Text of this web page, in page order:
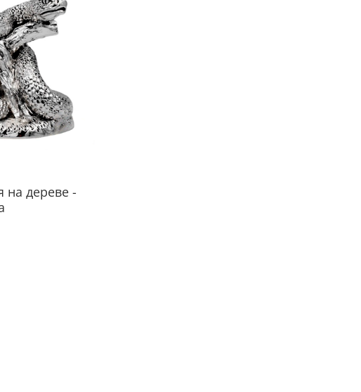
Чтобы успех и удача сопутствовали во всем, приобретите
статуэтку Змеи. И пусть она станет талисманом,
приносящим счастье и финансовое благополучие в 2025
году.
Высота: 8 см.
на дереве -